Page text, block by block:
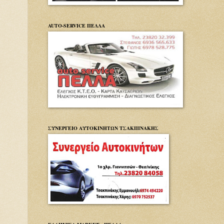
AUTO-SERVICE ΠΕΛΛΑ
ΣΥΝΕΡΓΕΙΟ ΑΥΤΟΚΙΝΗΤΩΝ ΤΣΑΚΠΙΝΑΚΗΣ